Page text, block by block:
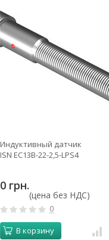
Индуктивный датчик
ISN EC13B-22-2,5-LPS4
0 грн.
(цена без НДС)
0
В корзину